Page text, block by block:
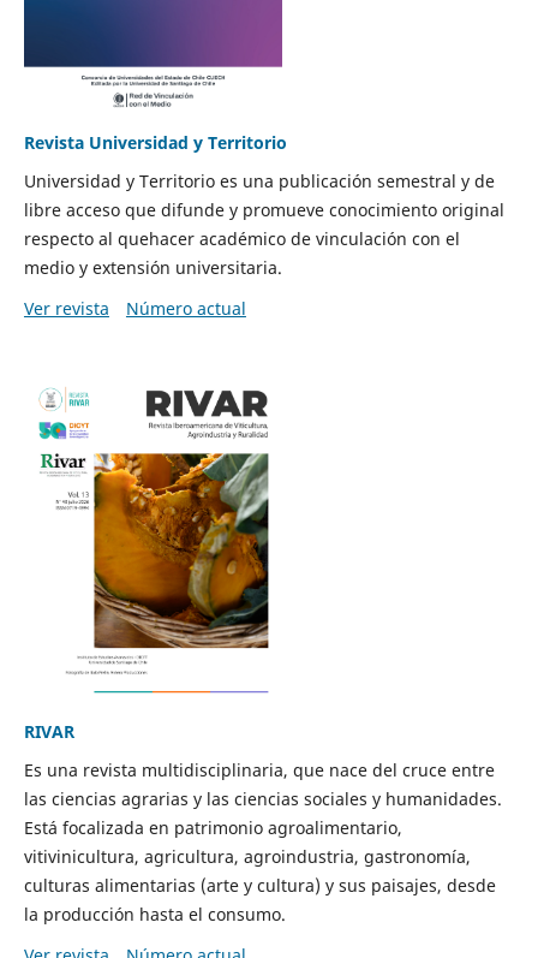
Revista Universidad y Territorio
Universidad y Territorio es una publicación semestral y de
libre acceso que difunde y promueve conocimiento original
respecto al quehacer académico de vinculación con el
medio y extensión universitaria.
Ver revista
Número actual
RIVAR
Es una revista multidisciplinaria, que nace del cruce entre
las ciencias agrarias y las ciencias sociales y humanidades.
Está focalizada en patrimonio agroalimentario,
vitivinicultura, agricultura, agroindustria, gastronomía,
culturas alimentarias (arte y cultura) y sus paisajes, desde
la producción hasta el consumo.